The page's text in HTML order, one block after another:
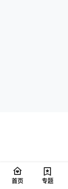
首页 专题